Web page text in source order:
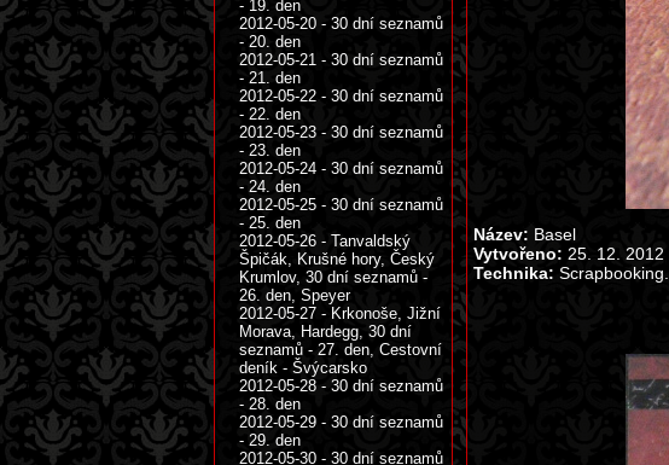
Název: Basel
Vytvořeno: 25. 12. 2012
Technika: Scrapbooking.
- 19. den
2012-05-20 - 30 dní seznamů
- 20. den
2012-05-21 - 30 dní seznamů
- 21. den
2012-05-22 - 30 dní seznamů
- 22. den
2012-05-23 - 30 dní seznamů
- 23. den
2012-05-24 - 30 dní seznamů
- 24. den
2012-05-25 - 30 dní seznamů
- 25. den
2012-05-26 - Tanvaldský
Špičák, Krušné hory, Český
Krumlov, 30 dní seznamů -
26. den, Speyer
2012-05-27 - Krkonoše, Jižní
Morava, Hardegg, 30 dní
seznamů - 27. den, Cestovní
deník - Švýcarsko
2012-05-28 - 30 dní seznamů
- 28. den
2012-05-29 - 30 dní seznamů
- 29. den
2012-05-30 - 30 dní seznamů